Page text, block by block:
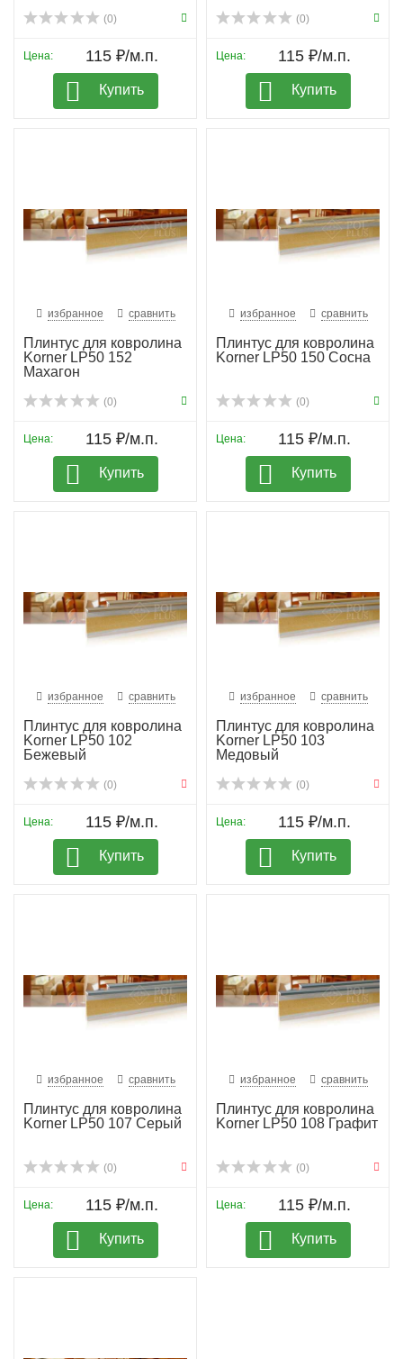
(0)
Цена: 115 ₽/м.п.
Купить
(0)
Цена: 115 ₽/м.п.
Купить
избранное сравнить
Плинтус для ковролина
Korner LP50 152
Махагон
(0)
Цена: 115 ₽/м.п.
Купить
избранное сравнить
Плинтус для ковролина
Korner LP50 150 Сосна
(0)
Цена: 115 ₽/м.п.
Купить
избранное сравнить
Плинтус для ковролина
Korner LP50 102
Бежевый
(0)
Цена: 115 ₽/м.п.
Купить
избранное сравнить
Плинтус для ковролина
Korner LP50 103
Медовый
(0)
Цена: 115 ₽/м.п.
Купить
избранное сравнить
Плинтус для ковролина
Korner LP50 107 Серый
(0)
Цена: 115 ₽/м.п.
Купить
избранное сравнить
Плинтус для ковролина
Korner LP50 108 Графит
(0)
Цена: 115 ₽/м.п.
Купить